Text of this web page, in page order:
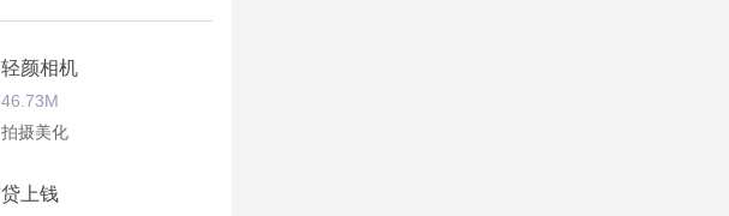
轻颜相机
46.73M
拍摄美化
贷上钱